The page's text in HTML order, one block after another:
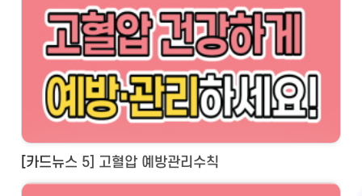
[카드뉴스 5] 고혈압 예방관리수칙